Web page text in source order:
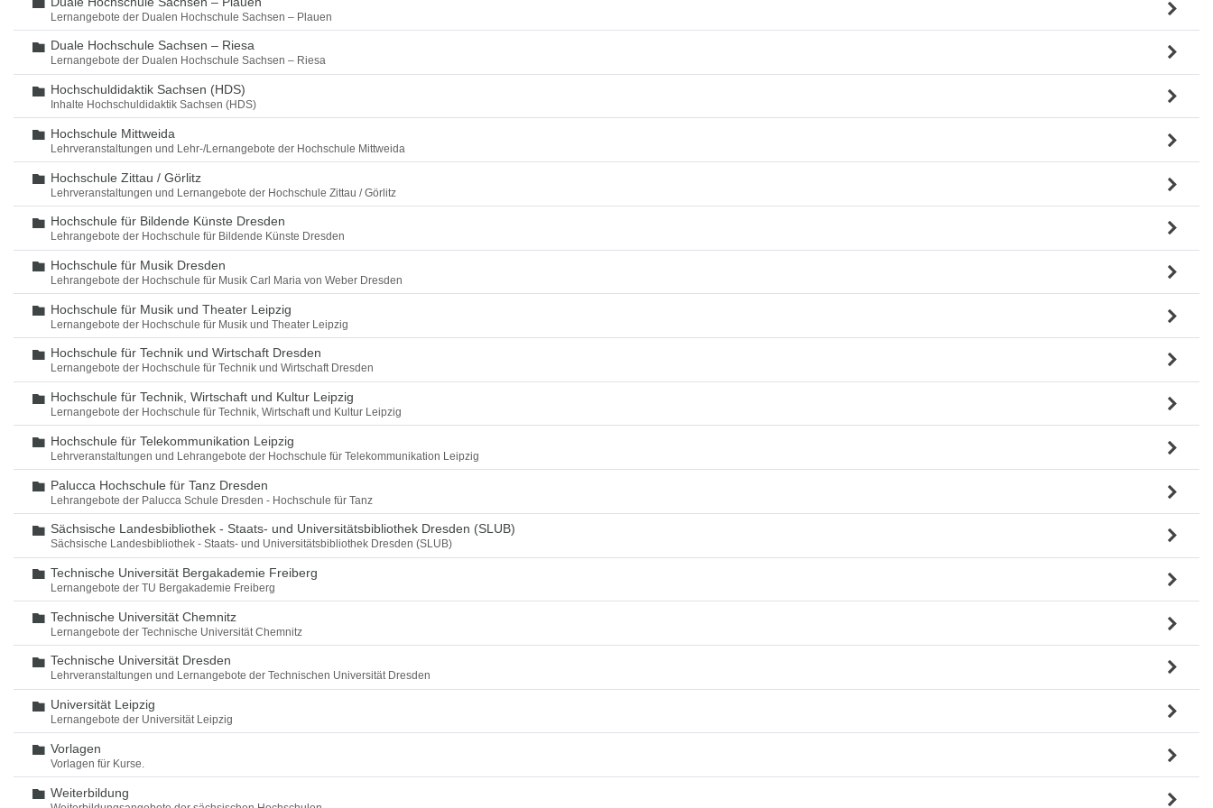
Lernangebote der Dualen Hochschule Sachsen – Plauen
Ordner
Duale Hochschule Sachsen – Riesa
Lernangebote der Dualen Hochschule Sachsen – Riesa
Ordner
Hochschuldidaktik Sachsen (HDS)
Inhalte Hochschuldidaktik Sachsen (HDS)
Ordner
Hochschule Mittweida
Lehrveranstaltungen und Lehr-/Lernangebote der Hochschule Mittweida
Ordner
Hochschule Zittau / Görlitz
Lehrveranstaltungen und Lernangebote der Hochschule Zittau / Görlitz
Ordner
Hochschule für Bildende Künste Dresden
Lehrangebote der Hochschule für Bildende Künste Dresden
Ordner
Hochschule für Musik Dresden
Lehrangebote der Hochschule für Musik Carl Maria von Weber Dresden
Ordner
Hochschule für Musik und Theater Leipzig
Lernangebote der Hochschule für Musik und Theater Leipzig
Ordner
Hochschule für Technik und Wirtschaft Dresden
Lernangebote der Hochschule für Technik und Wirtschaft Dresden
Ordner
Hochschule für Technik, Wirtschaft und Kultur Leipzig
Lernangebote der Hochschule für Technik, Wirtschaft und Kultur Leipzig
Ordner
Hochschule für Telekommunikation Leipzig
Lehrveranstaltungen und Lehrangebote der Hochschule für Telekommunikation Leipzig
Ordner
Palucca Hochschule für Tanz Dresden
Lehrangebote der Palucca Schule Dresden - Hochschule für Tanz
Ordner
Sächsische Landesbibliothek - Staats- und Universitätsbibliothek Dresden (SLUB)
Sächsische Landesbibliothek - Staats- und Universitätsbibliothek Dresden (SLUB)
Ordner
Technische Universität Bergakademie Freiberg
Lernangebote der TU Bergakademie Freiberg
Ordner
Technische Universität Chemnitz
Lernangebote der Technische Universität Chemnitz
Ordner
Technische Universität Dresden
Lehrveranstaltungen und Lernangebote der Technischen Universität Dresden
Ordner
Universität Leipzig
Lernangebote der Universität Leipzig
Ordner
Vorlagen
Vorlagen für Kurse.
Ordner
Weiterbildung